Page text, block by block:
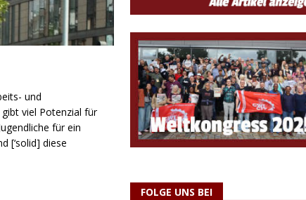
und
viel Potenzial für
für ein
[‘solid] diese
FOLGE UNS BEI